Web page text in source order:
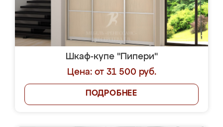
Шкаф-купе "Пипери"
Цена: от 31 500 руб.
ПОДРОБНЕЕ